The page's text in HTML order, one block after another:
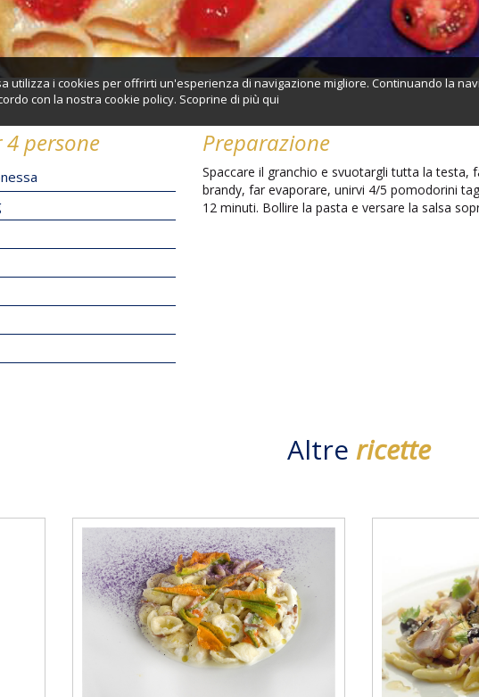
utilizza i cookies per offrirti un'esperienza di navigazione migliore. Continuando la
con la nostra cookie policy. Scoprine di più qui
persone Preparazione
Spaccare il granchio e svuotargli tutta la
brandy, far evaporare, unirvi 4/5 pomodorini
12 minuti. Bollire la pasta e versare la salsa
Altre ricette